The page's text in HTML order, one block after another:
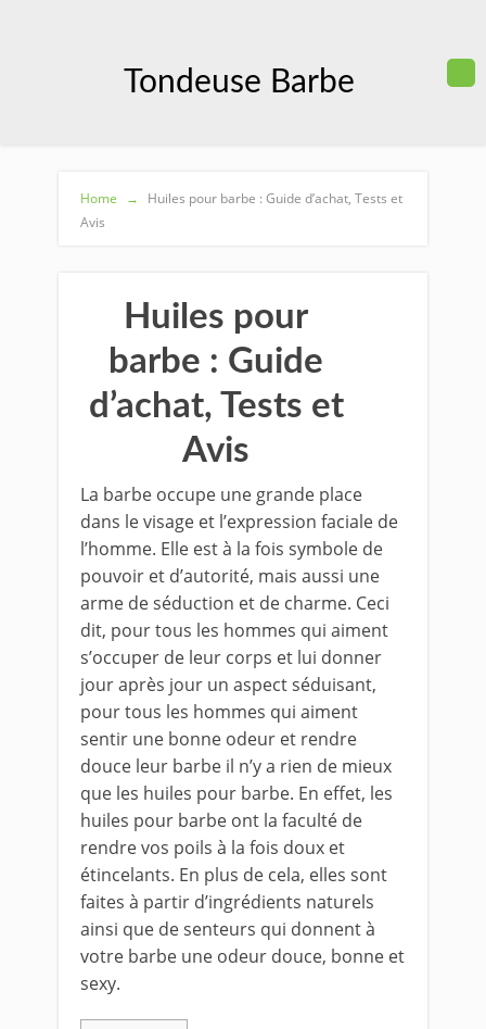
Tondeuse Barbe
Home →
Huiles pour barbe : Guide d’achat, Tests et
Avis
Huiles pour
barbe : Guide
d’achat, Tests et
Avis
La barbe occupe une grande place
dans le visage et l’expression faciale de
l’homme. Elle est à la fois symbole de
pouvoir et d’autorité, mais aussi une
arme de séduction et de charme. Ceci
dit, pour tous les hommes qui aiment
s’occuper de leur corps et lui donner
jour après jour un aspect séduisant,
pour tous les hommes qui aiment
sentir une bonne odeur et rendre
douce leur barbe il n’y a rien de mieux
que les huiles pour barbe. En effet, les
huiles pour barbe ont la faculté de
rendre vos poils à la fois doux et
étincelants. En plus de cela, elles sont
faites à partir d’ingrédients naturels
ainsi que de senteurs qui donnent à
votre barbe une odeur douce, bonne et
sexy.